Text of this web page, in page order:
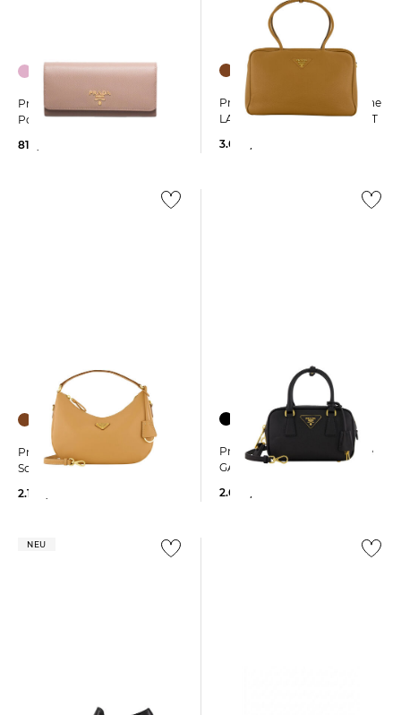
Prada | Damen
Portemonnaie
810,00 €
Prada | Damen Henkeltasche
LARGE VITELLO DAINO SOFT
3.000,00 €
Prada | Damen
Schultertasche SOFT GRAIN
2.100,00 €
Prada | Damen Handtasche
GALLERIA Mini
2.600,00 €
NEU